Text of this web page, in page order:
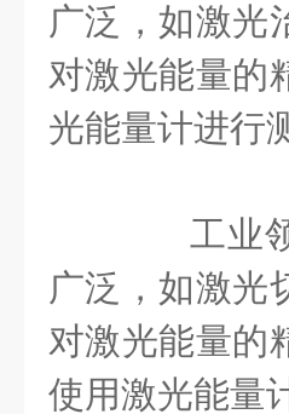
广泛，如激光
对激光能量的
光能量计进行
工业领
广泛，如激光
对激光能量的
使用激光能量